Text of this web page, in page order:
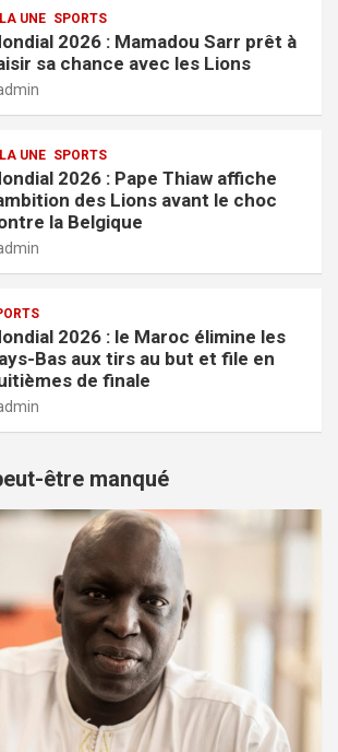
UNE SPORTS
2026 : Mamadou Sarr prêt à
sa chance avec les Lions
UNE SPORTS
2026 : Pape Thiaw affiche
des Lions avant le choc
la Belgique
2026 : le Maroc élimine les
Bas aux tirs au but et file en
de finale
être manqué